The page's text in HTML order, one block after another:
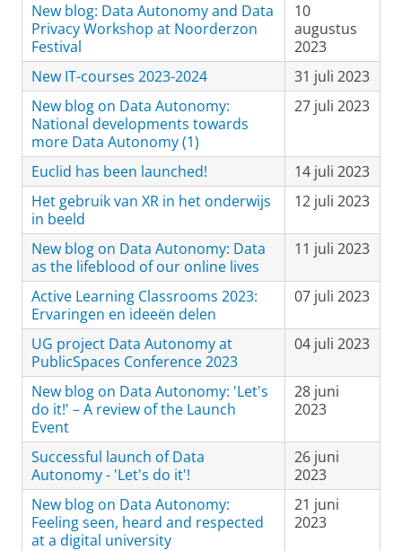
New blog: Data Autonomy and Data
Privacy Workshop at Noorderzon
Festival
10
augustus
2023
New IT-courses 2023-2024
31 juli 2023
New blog on Data Autonomy:
National developments towards
more Data Autonomy (1)
27 juli 2023
Euclid has been launched!
14 juli 2023
Het gebruik van XR in het onderwijs
in beeld
12 juli 2023
New blog on Data Autonomy: Data
as the lifeblood of our online lives
11 juli 2023
Active Learning Classrooms 2023:
Ervaringen en ideeën delen
07 juli 2023
UG project Data Autonomy at
PublicSpaces Conference 2023
04 juli 2023
New blog on Data Autonomy: 'Let's
do it!' – A review of the Launch
Event
28 juni
2023
Successful launch of Data
Autonomy - 'Let's do it'!
26 juni
2023
New blog on Data Autonomy:
Feeling seen, heard and respected
at a digital university
21 juni
2023